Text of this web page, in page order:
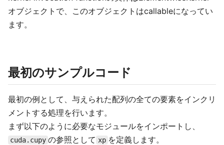
オブジェクトで、このオブジェクトはcallableになってい
ます。
最初のサンプルコード
最初の例として、与えられた配列の全ての要素をインクリ
メントする処理を行います。
まず以下のように必要なモジュールをインポートし、
cuda.cupy の参照として xp を定義します。